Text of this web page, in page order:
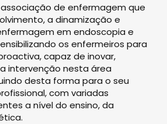
associação de enfermagem que
a dinamização e
em endoscopia e
os enfermeiros para
capaz de inovar,
intervenção nesta área
desta forma para o seu
com variadas
a nível do ensino, da